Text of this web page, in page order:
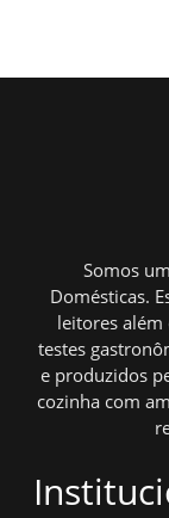
Somos
Domésticas.
leitores
testes
e produzidos
cozinha com